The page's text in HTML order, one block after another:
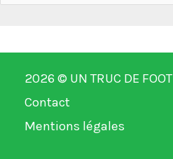
2026 © UN TRUC DE FOOT
Contact
Mentions légales